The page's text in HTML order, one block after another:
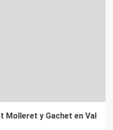
Molleret y Gachet en Val